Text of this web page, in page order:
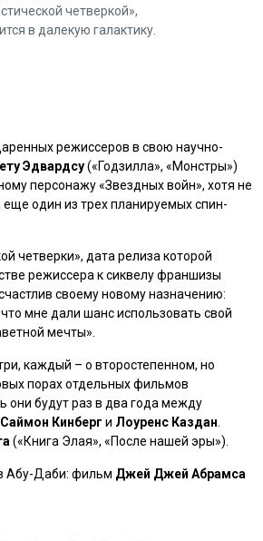
четверкой»,
в далекую галактику.
режиссеров в свою научно-
Эдвардсу(«Годзилла», «Монстры»)
персонажу«Звездных войн», хотя не
еще один из трех планируемых спин-
четверки», дата релиза которой
режиссера к сиквелу франшизы
своему новому назначению:
мне дали шанс использовать свой
мечты».
каждый – о второстепенном, но
порах отдельных фильмов
они будут раз в два года между
Саймон Кинберг и Лоуренс Каздан
(«Книга Элая», «После нашей эры»).
Абу-Даби: фильм Джей Джей Абрамса